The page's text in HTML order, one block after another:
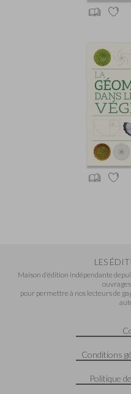
LES
Maison d'édition indépendante
pour permettre à nos lecteurs de
Conditions
Politique